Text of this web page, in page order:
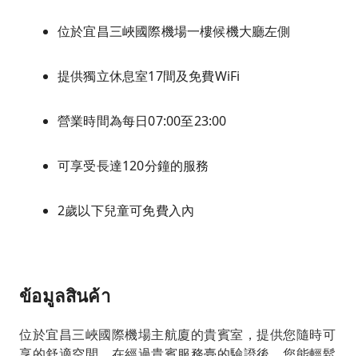
位於宜昌三峽國際機場一樓候機大廳左側
提供獨立休息室17間及免費WiFi
營業時間為每日07:00至23:00
可享受長達120分鐘的服務
2歲以下兒童可免費入內
ข้อมูลสินค้า
位於宜昌三峽國際機場主航廈的貴賓室，提供您隨時可